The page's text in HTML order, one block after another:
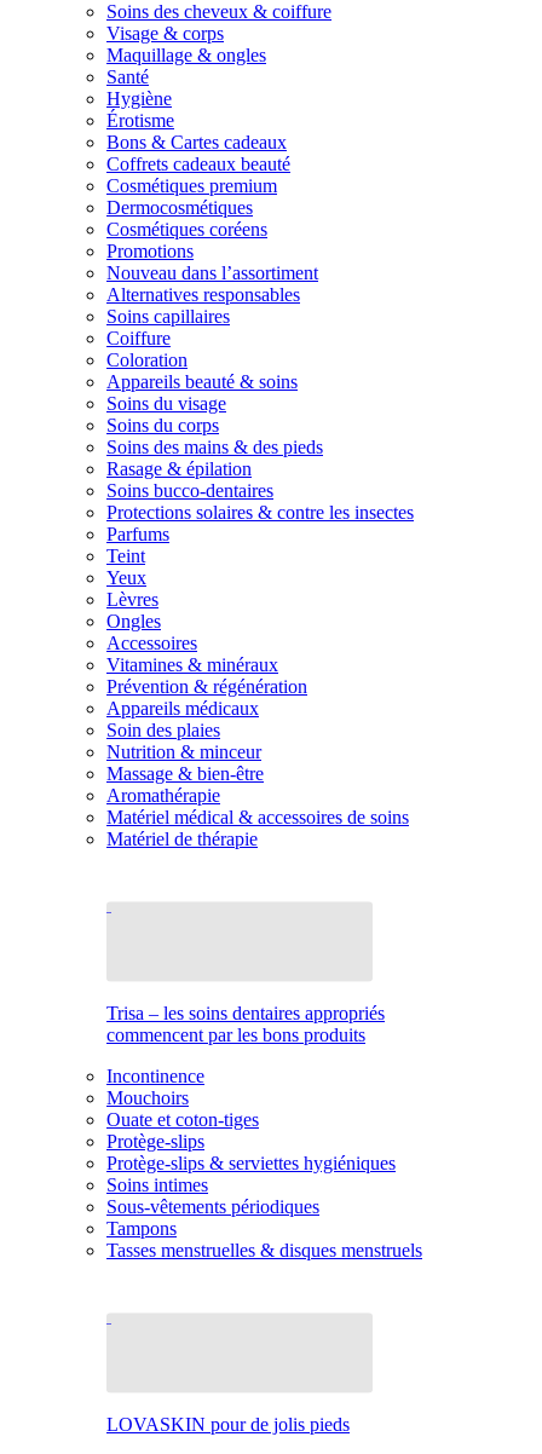
Soins des cheveux & coiffure
Visage & corps
Maquillage & ongles
Santé
Hygiène
Érotisme
Bons & Cartes cadeaux
Coffrets cadeaux beauté
Cosmétiques premium
Dermocosmétiques
Cosmétiques coréens
Promotions
Nouveau dans l’assortiment
Alternatives responsables
Soins capillaires
Coiffure
Coloration
Appareils beauté & soins
Soins du visage
Soins du corps
Soins des mains & des pieds
Rasage & épilation
Soins bucco-dentaires
Protections solaires & contre les insectes
Parfums
Teint
Yeux
Lèvres
Ongles
Accessoires
Vitamines & minéraux
Prévention & régénération
Appareils médicaux
Soin des plaies
Nutrition & minceur
Massage & bien-être
Aromathérapie
Matériel médical & accessoires de soins
Matériel de thérapie
Trisa – les soins dentaires appropriés
commencent par les bons produits
Incontinence
Mouchoirs
Ouate et coton-tiges
Protège-slips
Protège-slips & serviettes hygiéniques
Soins intimes
Sous-vêtements périodiques
Tampons
Tasses menstruelles & disques menstruels
LOVASKIN pour de jolis pieds